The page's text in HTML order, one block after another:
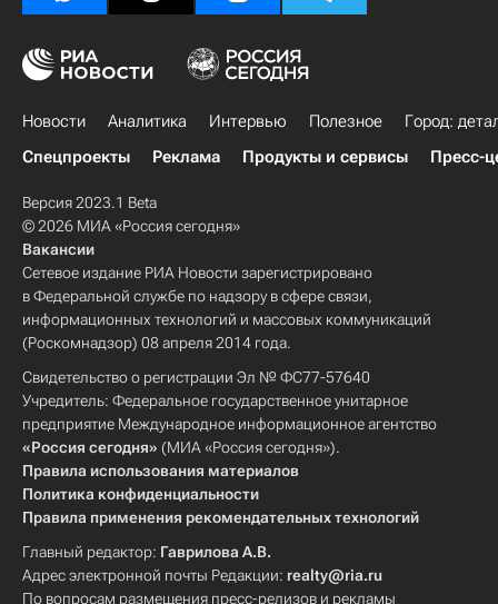
Новости Аналитика Интервью Полезное
Город:
Спецпроекты
Реклама Продукты и сервисы Пресс-
Версия 2023.1 Beta
© 2026 МИА «Россия сегодня»
Вакансии
Сетевое издание РИА Новости зарегистрировано
в Федеральной службе по надзору в сфере связи,
информационных технологий и массовых коммуникаций
(Роскомнадзор) 08 апреля 2014 года.
Свидетельство о регистрации Эл № ФС77-57640
Учредитель: Федеральное государственное унитарное
предприятие Международное информационное агентство
«Россия сегодня» (МИА «Россия сегодня»).
Правила использования материалов
Политика конфиденциальности
Правила применения рекомендательных технологий
Главный редактор: Гаврилова А.В.
Адрес электронной почты Редакции: realty@ria.ru
По вопросам размещения пресс-релизов и рекламы